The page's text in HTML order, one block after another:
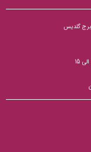
برج گلدیس